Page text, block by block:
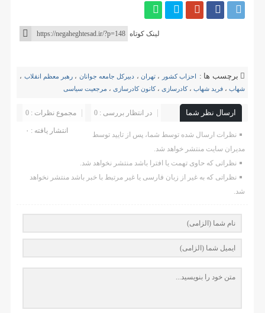
لینک کوتاه
برچسب ها : احزاب کشور ، تهران، دبیرکل جامعه جوانان ، رهبر معظم انقلاب ،
شهاب ،فرید شهاب ،کادرسازی ،کانون کادرسازی ، مرجعیت سیاسی
ارسال نظر شما مجموع نظرات : 0 در انتظار بررسی : 0
انتشار یافته : ۰
نظرات ارسال شده توسط شما، پس از تایید توسط
مدیران سایت منتشر خواهد شد.
نظراتی که حاوی تهمت یا افترا باشد منتشر نخواهد شد.
نظراتی که به غیر از زبان فارسی یا غیر مرتبط با خبر باشد منتشر نخواهد
شد.